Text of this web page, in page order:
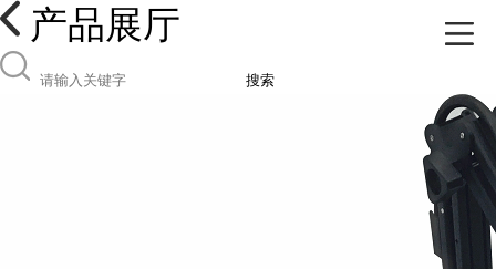
产品展厅
搜索